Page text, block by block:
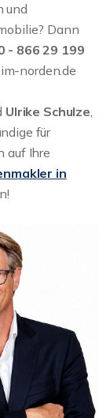
und
Dann
- 866 29 199
norden.de
Ulrike Schulze,
für
auf Ihre
in